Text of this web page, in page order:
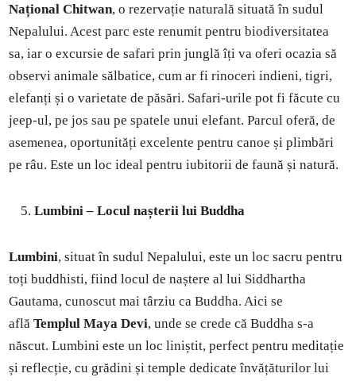
Național Chitwan, o rezervație naturală situată în sudul
Nepalului. Acest parc este renumit pentru biodiversitatea
sa, iar o excursie de safari prin junglă îți va oferi ocazia să
observi animale sălbatice, cum ar fi rinoceri indieni, tigri,
elefanți și o varietate de păsări. Safari-urile pot fi făcute cu
jeep-ul, pe jos sau pe spatele unui elefant. Parcul oferă, de
asemenea, oportunități excelente pentru canoe și plimbări
pe râu. Este un loc ideal pentru iubitorii de faună și natură.
Lumbini – Locul nașterii lui Buddha
Lumbini, situat în sudul Nepalului, este un loc sacru pentru
toți buddhisti, fiind locul de naștere al lui Siddhartha
Gautama, cunoscut mai târziu ca Buddha. Aici se
aflăTemplul Maya Devi, unde se crede că Buddha s-a
născut. Lumbini este un loc liniștit, perfect pentru meditație
și reflecție, cu grădini și temple dedicate învățăturilor lui